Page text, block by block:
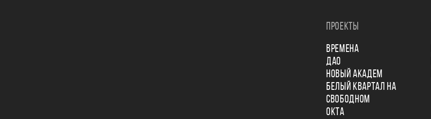
ПРОЕКТЫ
ВРЕМЕНА
ДАО
НОВЫЙ АКАДЕМ
БЕЛЫЙ КВАРТАЛ НА
СВОБОДНОМ
ОКТА